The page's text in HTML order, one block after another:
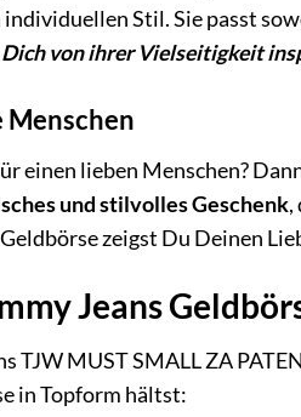
Stil. Sie passt
Dich von ihrer Vielseitigkeit
Menschen
einen lieben Menschen?
und stilvolles Geschenk,
zeigst Du Deinen
Jeans
TJW MUST SMALL ZA
in Topform hältst: